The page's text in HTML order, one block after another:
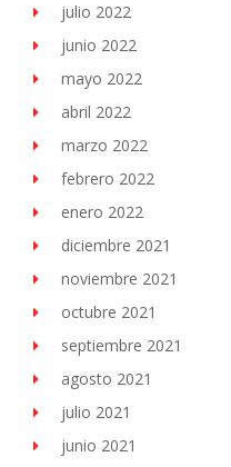
julio 2022
junio 2022
mayo 2022
abril 2022
marzo 2022
febrero 2022
enero 2022
diciembre 2021
noviembre 2021
octubre 2021
septiembre 2021
agosto 2021
julio 2021
junio 2021